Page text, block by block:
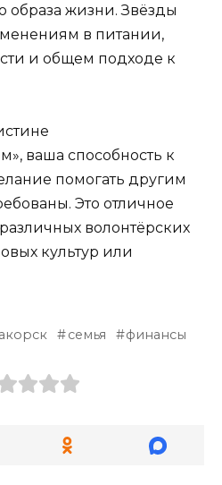
образа жизни. Звёзды
в питании,
и общем подходе к
ваша способность к
помогать другим
Это отличное
волонтёрских
культур или
семья финансы